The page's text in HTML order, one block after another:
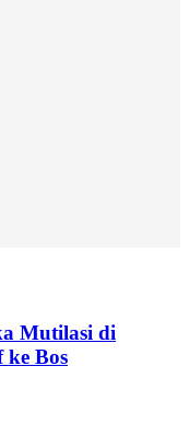
Mutilasi di
ke Bos